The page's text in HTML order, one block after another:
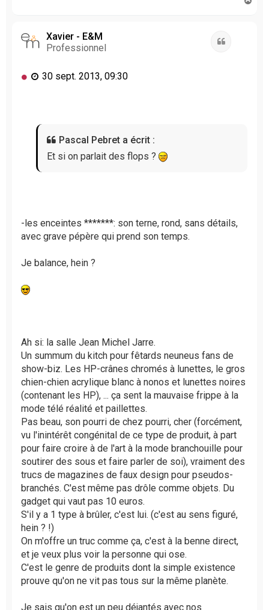
Xavier - E&M
Professionnel
M 30 sept. 2013, 09:30
Pascal Pebret a écrit :
Et si on parlait des flops ?
-les enceintes *******: son terne, rond, sans détails,
avec grave pépère qui prend son temps.
Je balance, hein ?
Ah si: la salle Jean Michel Jarre.
Un summum du kitch pour fêtards neuneus fans de
show-biz. Les HP-crânes chromés à lunettes, le gros
chien-chien acrylique blanc à nonos et lunettes noires
(contenant les HP), ... ça sent la mauvaise frippe à la
mode télé réalité et paillettes.
Pas beau, son pourri de chez pourri, cher (forcément,
vu l'inintérêt congénital de ce type de produit, à part
pour faire croire à de l'art à la mode branchouille pour
soutirer des sous et faire parler de soi), vraiment des
trucs de magazines de faux design pour pseudos-
branchés. C'est même pas drôle comme objets. Du
gadget qui vaut pas 10 euros.
S'il y a 1 type à brûler, c'est lui. (c'est au sens figuré,
hein ? !)
On m'offre un truc comme ça, c'est à la benne direct,
et je veux plus voir la personne qui ose.
C'est le genre de produits dont la simple existence
prouve qu'on ne vit pas tous sur la même planète.
Je sais qu'on est un peu déjantés avec nos